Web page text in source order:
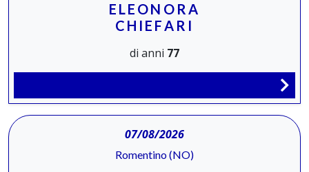
ELEONORA
CHIEFARI
di anni 77
07/08/2026
Romentino (NO)